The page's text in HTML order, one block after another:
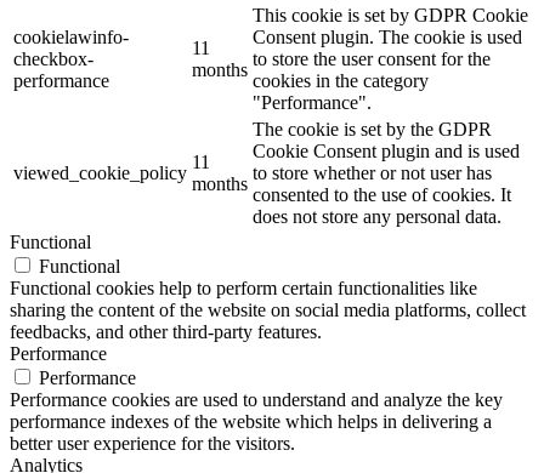
cookielawinfo-
checkbox-
performance
11
months
This cookie is set by GDPR Cookie
Consent plugin. The cookie is used
to store the user consent for the
cookies in the category
"Performance".
viewed_cookie_policy
11
months
The cookie is set by the GDPR
Cookie Consent plugin and is used
to store whether or not user has
consented to the use of cookies. It
does not store any personal data.
Functional
Functional
Functional cookies help to perform certain functionalities like
sharing the content of the website on social media platforms, collect
feedbacks, and other third-party features.
Performance
Performance
Performance cookies are used to understand and analyze the key
performance indexes of the website which helps in delivering a
better user experience for the visitors.
Analytics